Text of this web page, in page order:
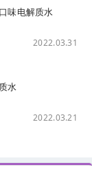
味电解质水
2022.03.31
水
2022.03.21